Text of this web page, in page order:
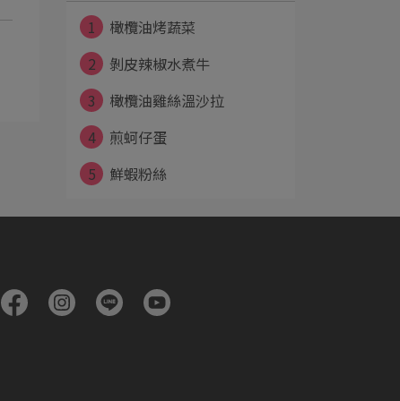
1
橄欖油烤蔬菜
2
剝皮辣椒水煮牛
3
橄欖油雞絲溫沙拉
4
煎蚵仔蛋
5
鮮蝦粉絲